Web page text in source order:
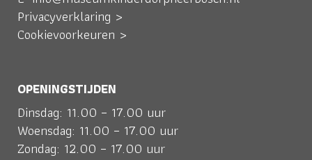
Privacyverklaring >
Cookievoorkeuren >
OPENINGSTIJDEN
Dinsdag: 11.00 – 17.00 uur
Woensdag: 11.00 – 17.00 uur
Zondag: 12.00 – 17.00 uur